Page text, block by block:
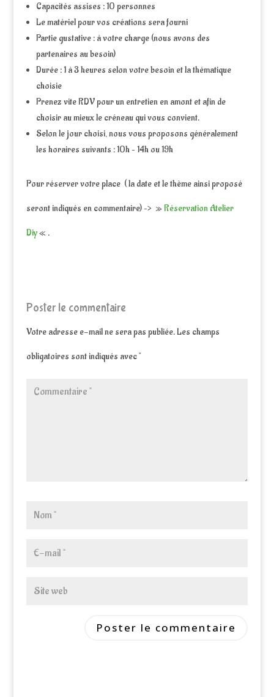
Capacités assises : 10 personnes
Le matériel pour vos créations sera fourni
Partie gustative : à votre charge (nous avons des
partenaires au besoin)
Durée : 1 à 3 heures selon votre besoin et la thématique
choisie
Prenez vite RDV pour un entretien en amont et afin de
choisir au mieux le créneau qui vous convient.
Selon le jour choisi, nous vous proposons généralement
les horaires suivants : 10h – 14h ou 19h
Pour réserver votre place ( la date et le thème ainsi proposé
seront indiqués en commentaire) –> »Réservation Atelier
Diy« .
Poster le commentaire
Votre adresse e-mail ne sera pas publiée.Les champs
obligatoires sont indiqués avec*